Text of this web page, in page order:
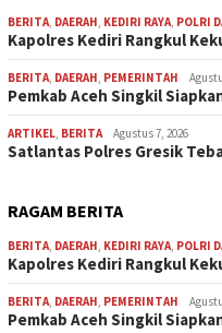
BERITA, DAERAH, KEDIRI RAYA, POLRI
Kapolres Kediri Rangkul
BERITA, DAERAH, PEMERINTAH
Pemkab Aceh Singkil
ARTIKEL, BERITA Agustus 7, 2026
Satlantas Polres Gresik
RAGAM BERITA
BERITA, DAERAH, KEDIRI RAYA, POLRI
Kapolres Kediri Rangkul
BERITA, DAERAH, PEMERINTAH
Pemkab Aceh Singkil